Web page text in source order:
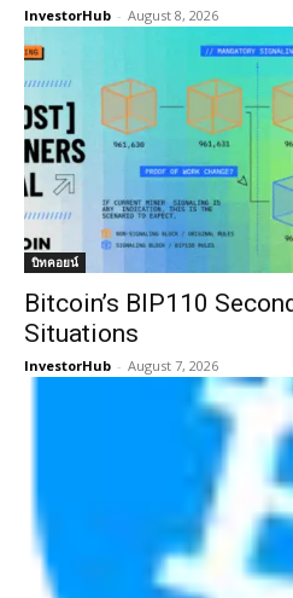
InvestorHub - August 8, 2026
บิทคอยน์
Bitcoin’s BIP110
Situations
InvestorHub - August 7, 2026